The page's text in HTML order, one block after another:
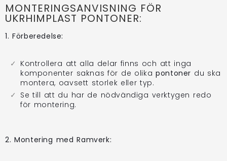
MONTERINGSANVISNING FÖR
UKRHIMPLAST PONTONER:
1. Förberedelse:
Kontrollera att alla delar finns och att inga
komponenter saknas för de olikapontoner du ska
montera, oavsett storlek eller typ.
Se till att du har de nödvändiga verktygen redo
för montering.
2. Montering med Ramverk: